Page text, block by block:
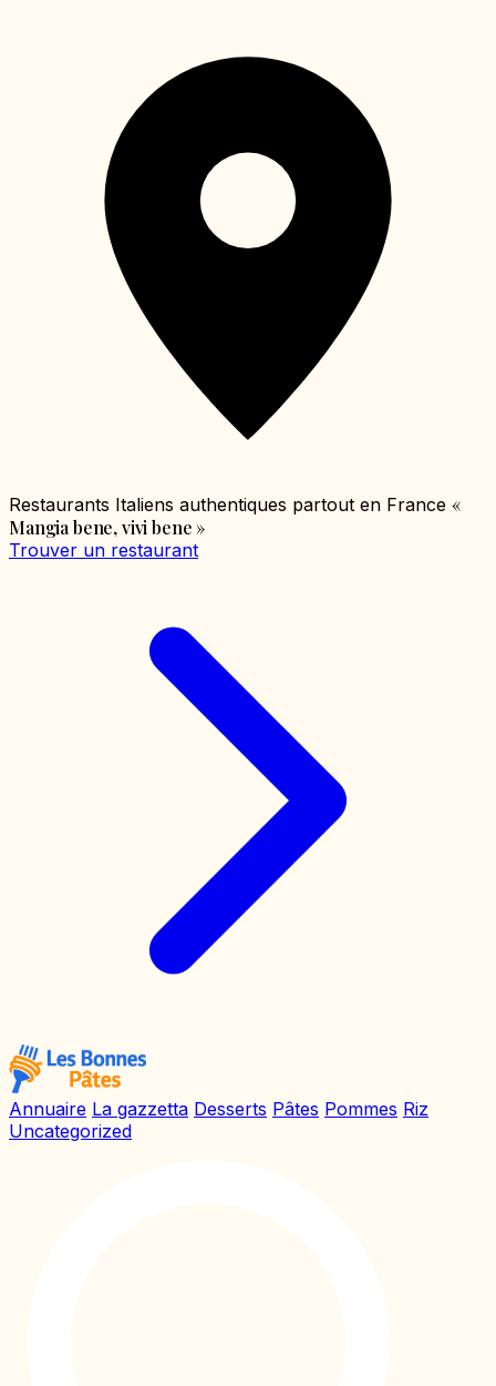
Restaurants Italiens authentiques partout en France «
Mangia bene, vivi bene »
Trouver un restaurant
Annuaire La gazzetta Desserts Pâtes Pommes Riz
Uncategorized